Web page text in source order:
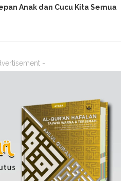
Anak dan Cucu Kita Semua
-